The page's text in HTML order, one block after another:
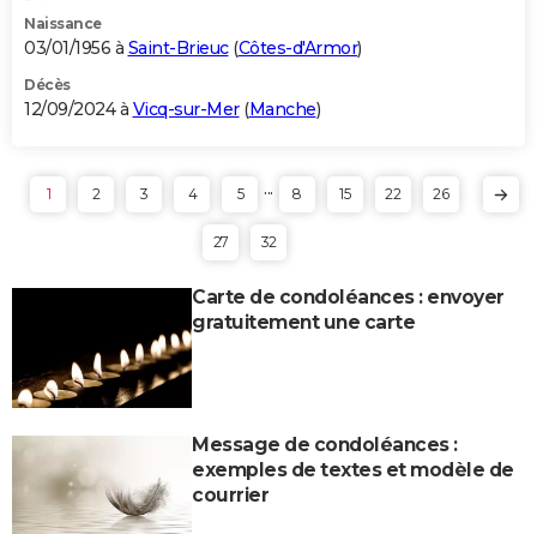
Naissance
03/01/1956 à Saint-Brieuc(Côtes-d'Armor)
Décès
12/09/2024 à Vicq-sur-Mer(Manche)
1 2 3 4 5 ... 8 15 22 26
27 32
Carte de condoléances : envoyer
gratuitement une carte
Message de condoléances :
exemples de textes et modèle de
courrier